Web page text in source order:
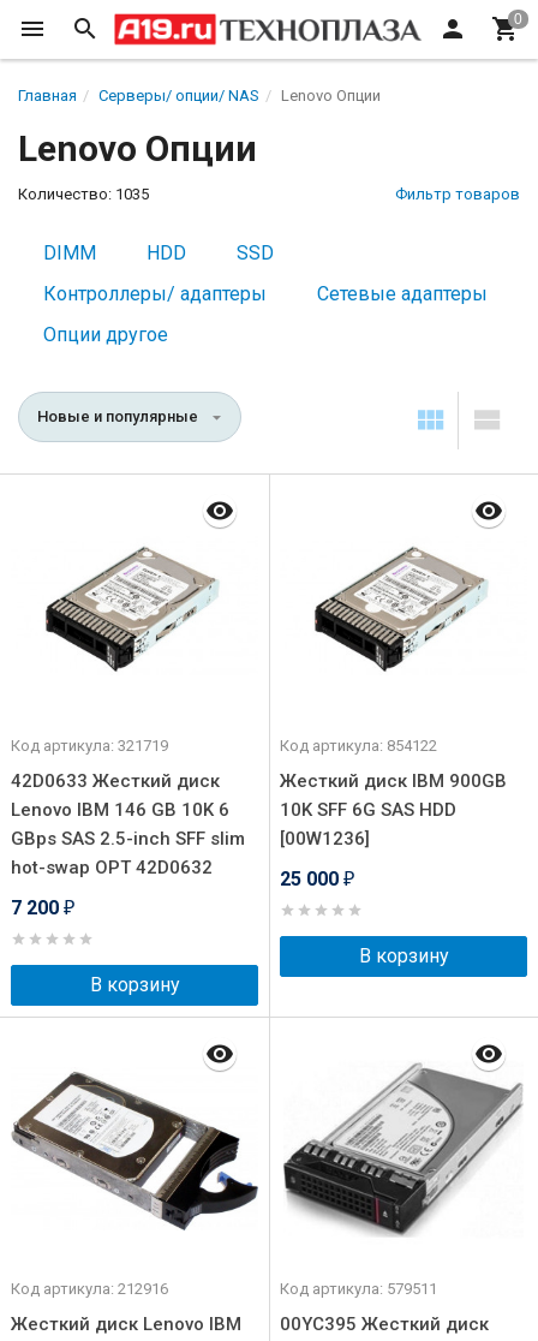
Главная Серверы/ опции/ NAS Lenovo Опции
Lenovo Опции
Количество: 1035 Фильтр товаров
DIMM HDD
SSD
Контроллеры/ адаптеры
Сетевые адаптеры
Опции другое
Новые и популярные
Код артикула: 321719
42D0633 Жесткий диск
Lenovo IBM 146 GB 10K 6
GBps SAS 2.5-inch SFF slim
hot-swap OPT 42D0632
7 200 ₽
В корзину
Код артикула: 854122
Жесткий диск IBM 900GB
10K SFF 6G SAS HDD
[00W1236]
25 000 ₽
В корзину
Код артикула: 212916
Жесткий диск Lenovo IBM
Код артикула: 579511
00YC395 Жесткий диск